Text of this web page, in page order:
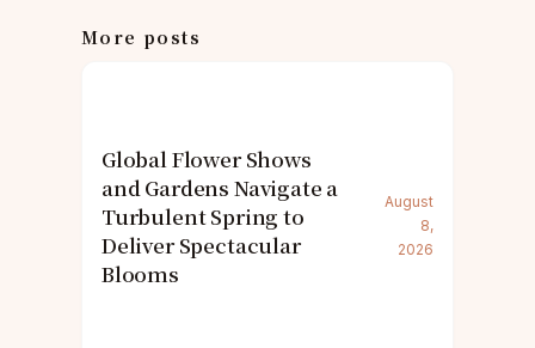
More posts
Global Flower Shows
and Gardens Navigate a
Turbulent Spring to
Deliver Spectacular
Blooms
August
8,
2026